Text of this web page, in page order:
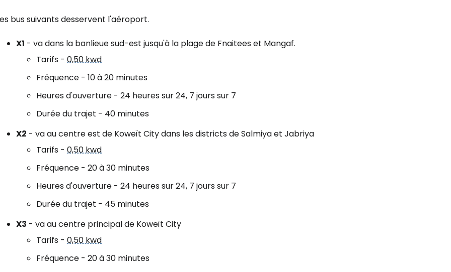
bus suivants desservent l'aéroport.
X1 - va dans la banlieue sud-est jusqu'à la plage de Fnaitees et Mangaf.
Tarifs - 0,50 kwd
Fréquence - 10 à 20 minutes
Heures d'ouverture - 24 heures sur 24, 7 jours sur 7
Durée du trajet - 40 minutes
X2 - va au centre est de Koweït City dans les districts de Salmiya et Jabriya
Tarifs - 0,50 kwd
Fréquence - 20 à 30 minutes
Heures d'ouverture - 24 heures sur 24, 7 jours sur 7
Durée du trajet - 45 minutes
X3 - va au centre principal de Koweït City
Tarifs - 0,50 kwd
Fréquence - 20 à 30 minutes